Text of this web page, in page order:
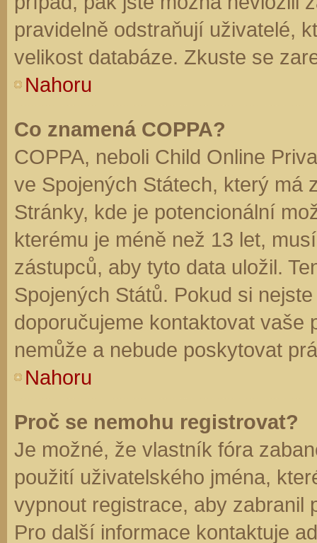
pravidelně odstraňují uživatelé,
velikost databáze. Zkuste se
Nahoru
Co znamená COPPA?
COPPA, neboli Child Online
ve Spojených Státech, který má
Stránky, kde je potencionální
kterému je méně než 13 let,
zástupců, aby tyto data uložil.
Spojených Států. Pokud si
doporučujeme kontaktovat vaše
nemůže a nebude poskytovat
Nahoru
Proč se nemohu registrovat?
Je možné, že vlastník fóra
použití uživatelského jména,
vypnout registrace, aby zabranil
Pro další informace kontaktuje